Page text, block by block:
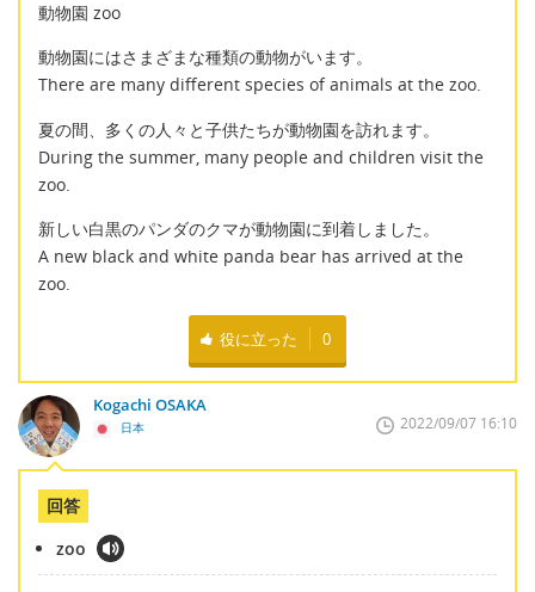
動物園 zoo
動物園にはさまざまな種類の動物がいます。
There are many different species of animals at the zoo.
夏の間、多くの人々と子供たちが動物園を訪れます。
During the summer, many people and children visit the
zoo.
新しい白黒のパンダのクマが動物園に到着しました。
A new black and white panda bear has arrived at the
zoo.
役に立った 0
Kogachi OSAKA
日本 2022/09/07 16:10
回答
zoo